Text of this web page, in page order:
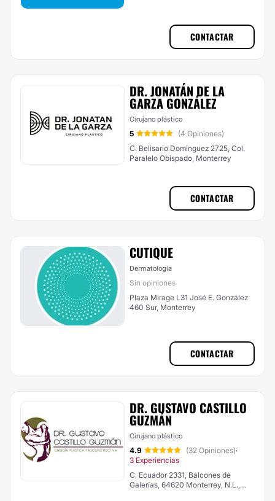
CONTACTAR
DR. JONATÁN DE LA
GARZA GONZÁLEZ
Cirujano plástico
5
(4 Opiniones)
C. Belisario Dominguez 2725, Col.
Paralelo Obispado, Monterrey
CONTACTAR
CUTIQUE
Dermatología
Sin opiniones
Plaza Mirage L31 José E. González
460 Sur, Monterrey
CONTACTAR
DR. GUSTAVO CASTILLO
GUZMÁN
Cirujano plástico
4.9 (32 Opiniones)·
3 Experiencias
C. Ecuador 2331, Balcones de
Galerías, 64620 Monterrey, N.L.,